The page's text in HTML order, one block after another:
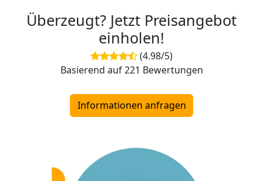
Überzeugt? Jetzt Preisangebot
einholen!
(4.98/5)
Basierend auf 221 Bewertungen
Informationen anfragen